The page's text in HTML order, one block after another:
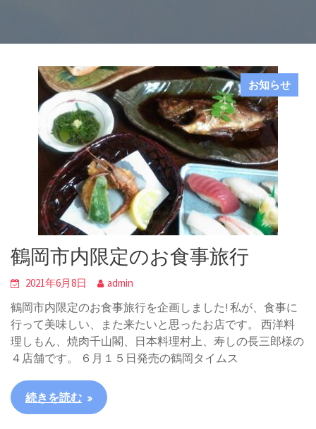
お知らせ
鶴岡市内限定のお食事旅行
2021年6月8日 admin
鶴岡市内限定のお食事旅行を企画しました! 私が、食事に
行って美味しい、また来たいと思ったお店です。 西洋料
理しもん、焼肉千山閣、日本料理村上、寿しの長三郎様の
４店舗です。 ６月１５日発売の鶴岡タイムス
続きを読む